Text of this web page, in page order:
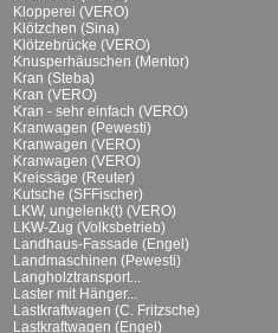
Klopperei (VERO)
Klötzchen (Sina)
Klötzebrücke (VERO)
Knusperhäuschen (Mentor)
Kran (Steba)
Kran (VERO)
Kran - sehr einfach (VERO)
Kranwagen (Pewesti)
Kranwagen (VERO)
Kranwagen (VERO)
Kreissäge (Reuter)
Kutsche (SFFischer)
LKW, ungelenk(t) (VERO)
LKW-Zug (Volksbetrieb)
Landhaus-Fassade (Engel)
Landmaschinen (Pewesti)
Langholztransport...
Laster mit Hänger...
Lastkraftwagen (C. Fritzsche)
Lastkraftwagen (Engel)